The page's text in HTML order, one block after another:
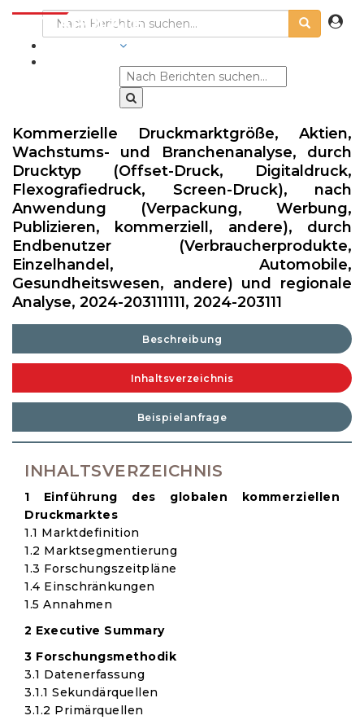
Kommerzielle Druckmarktgröße, Aktien,
Wachstums- und Branchenanalyse, durch
Drucktyp (Offset-Druck, Digitaldruck,
Flexografiedruck, Screen-Druck), nach
Anwendung (Verpackung, Werbung,
Publizieren, kommerziell, andere), durch
Endbenutzer (Verbraucherprodukte,
Einzelhandel, Automobile,
Gesundheitswesen, andere) und regionale
Analyse, 2024-203111111, 2024-203111
Beschreibung
Inhaltsverzeichnis
Beispielanfrage
INHALTSVERZEICHNIS
1 Einführung des globalen kommerziellen
Druckmarktes
1.1 Marktdefinition
1.2 Marktsegmentierung
1.3 Forschungszeitpläne
1.4 Einschränkungen
1.5 Annahmen
2 Executive Summary
3 Forschungsmethodik
3.1 Datenerfassung
3.1.1 Sekundärquellen
3.1.2 Primärquellen